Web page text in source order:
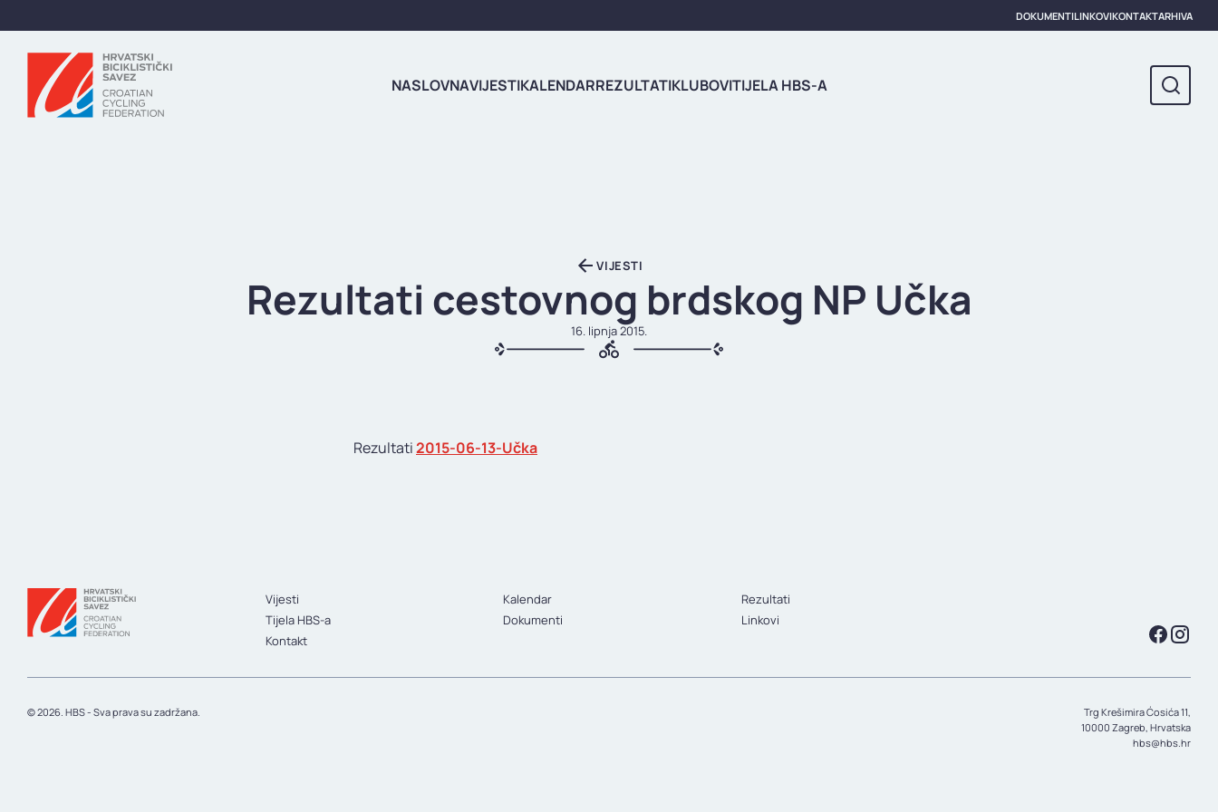
DOKUMENTILINKOVIKONTAKTARHIVA
NASLOVNAVIJESTIKALENDARREZULTATIKLUBOVITIJELA HBS-A
VIJESTI
Rezultati cestovnog brdskog NP Učka
16. lipnja 2015.
Rezultati2015-06-13-Učka
Vijesti Kalendar
Rezultati
Tijela HBS-a
Dokumenti
Linkovi
Kontakt
© 2026. HBS - Sva prava su zadržana.
Trg Krešimira Ćosića 11,
10000 Zagreb, Hrvatska
hbs@hbs.hr